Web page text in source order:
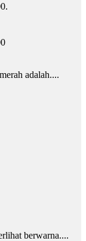
adalah....
berwarna....